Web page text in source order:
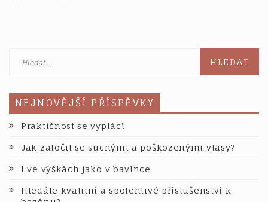
NEJNOVĚJŠÍ PŘÍSPĚVKY
Praktičnost se vyplácí
Jak zatočit se suchými a poškozenými vlasy?
I ve výškách jako v bavlnce
Hledáte kvalitní a spolehlivé příslušenství k